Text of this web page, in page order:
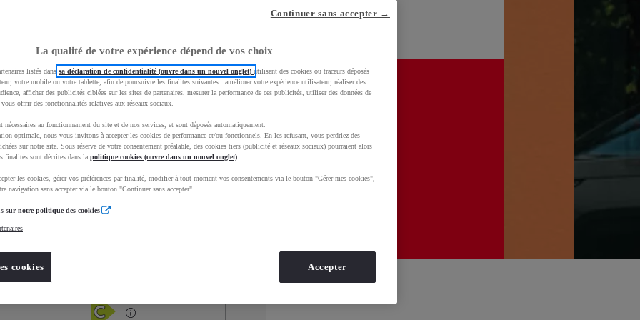
Services Concession
Occasions
La qualité de votre expérience dépend de vos choix
listés dans sa déclaration de confidentialité (ouvre dans un nouvel onglet) utilisent des cookies ou traceurs déposés
votre mobile ou votre tablette, afin de poursuivre les finalités suivantes : améliorer votre expérience utilisateur, réaliser des
afficher des publicités ciblées sur les sites de partenaires, mesurer la performance de ces publicités, utiliser des données de
offrir des fonctionnalités relatives aux réseaux sociaux.
nécessaires au fonctionnement du site et de nos services, et sont déposés automatiquement.
optimale, nous vous invitons à accepter les cookies de performance et/ou fonctionnels. En les refusant, vous perdriez des
sur notre site. Sous réserve de votre consentement préalable, des cookies tiers (publicité et réseaux sociaux) pourraient alors
finalités sont décrites dans la politique cookies (ouvre dans un nouvel onglet)
les cookies, gérer vos préférences par finalité, modifier à tout moment vos consentements via le bouton "Gérer mes cookies",
navigation sans accepter via le bouton "Continuer sans accepter".
sur notre politique des cookies
cookies
Continuer sans accepter →
Accepter